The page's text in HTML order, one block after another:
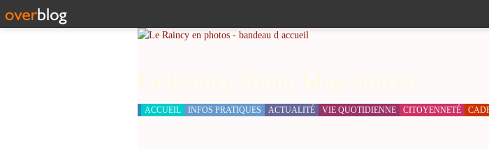
ACCUEIL INFOS PRATIQUES ACTUALITÉ VIE QUOTIDIENNE CITOYENNETÉ